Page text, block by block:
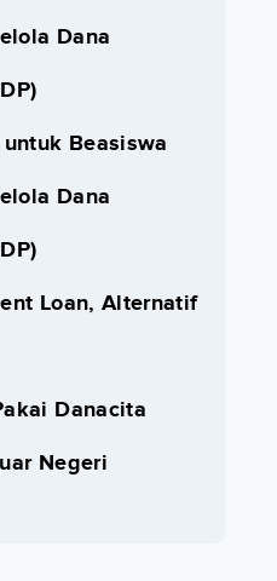
Dana
Beasiswa
Dana
Loan, Alternatif
Danacita
Negeri